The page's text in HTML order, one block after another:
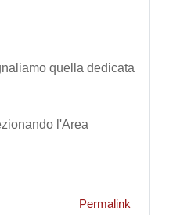
quella dedicata
l'Area
Permalink